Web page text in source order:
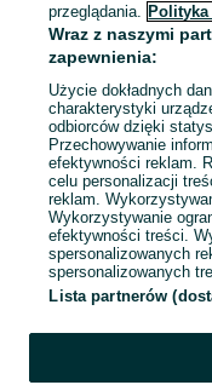
przeglądania.
Wraz z naszymi
zapewnienia:
Użycie dokładnych
charakterystyki
odbiorców dzięki
Przechowywanie
efektywności reklam.
celu personalizacji
reklam.
Wykorzystywanie
efektywności treści.
spersonalizowanych
spersonalizowanych
Lista partnerów